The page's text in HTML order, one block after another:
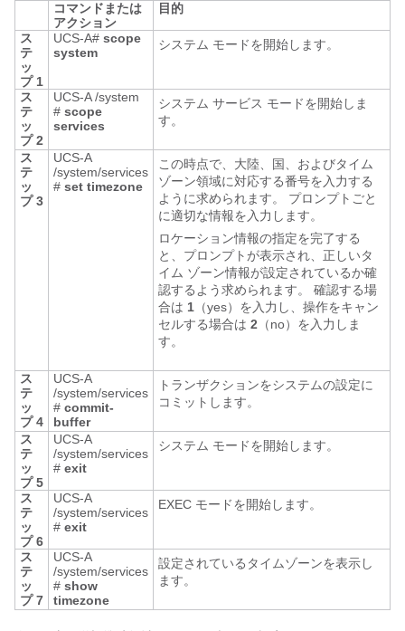
コマンドまたは
アクション
目的
ス
テ
ッ
プ 1
UCS-A# scope
system
システム モードを開始します。
ス
テ
ッ
プ 2
UCS-A /system
# scope
services
システム サービス モードを開始しま
す。
ス
テ
ッ
プ 3
UCS-A
/system/services
# set timezone
この時点で、大陸、国、およびタイム
ゾーン領域に対応する番号を入力する
ように求められます。 プロンプトごと
に適切な情報を入力します。
ロケーション情報の指定を完了する
と、プロンプトが表示され、正しいタ
イム ゾーン情報が設定されているか確
認するよう求められます。 確認する場
合は 1 （yes）を入力し、操作をキャン
セルする場合は 2 （no）を入力しま
す。
ス
テ
ッ
プ 4
UCS-A
/system/services
# commit-
buffer
トランザクションをシステムの設定に
コミットします。
ス
テ
ッ
プ 5
UCS-A
/system/services
# exit
システム モードを開始します。
ス
テ
ッ
プ 6
UCS-A
/system/services
# exit
EXEC モードを開始します。
ス
テ
ッ
プ 7
UCS-A
/system/services
# show
timezone
設定されているタイムゾーンを表示し
ます。